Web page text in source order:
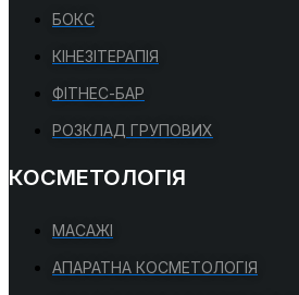
БОКС
КІНЕЗІТЕРАПІЯ
ФІТНЕС-БАР
РОЗКЛАД ГРУПОВИХ
КОСМЕТОЛОГІЯ
МАСАЖІ
АПАРАТНА КОСМЕТОЛОГІЯ